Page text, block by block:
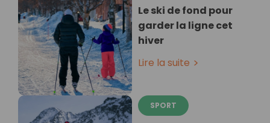
Le ski de fond pour
garder la ligne cet
hiver
Lire la suite
SPORT